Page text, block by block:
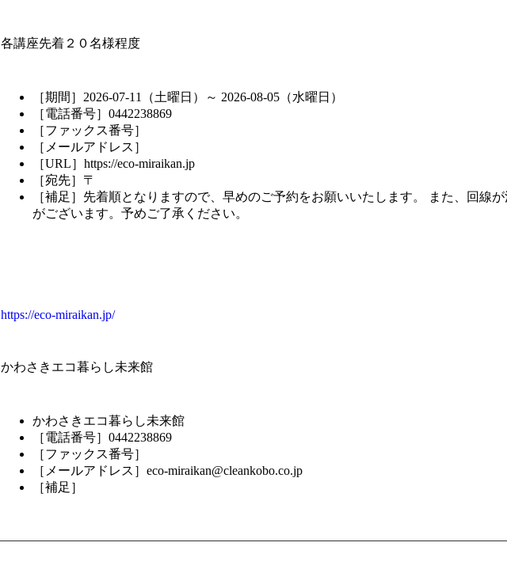
各講座先着２０名様程度
［期間］2026-07-11（土曜日）～ 2026-08-05（水曜日）
［電話番号］0442238869
［ファックス番号］
［メールアドレス］
［URL］https://eco-miraikan.jp
［宛先］〒
［補足］先着順となりますので、早めのご予約をお願いいたします。 また、回線
がございます。予めご了承ください。
https://eco-miraikan.jp/
かわさきエコ暮らし未来館
かわさきエコ暮らし未来館
［電話番号］0442238869
［ファックス番号］
［メールアドレス］eco-miraikan@cleankobo.co.jp
［補足］